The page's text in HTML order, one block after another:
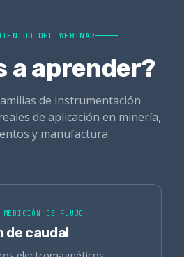
DEL WEBINAR
a aprender?
de instrumentación
de aplicación en minería,
y manufactura.
DE FLUJO
de caudal